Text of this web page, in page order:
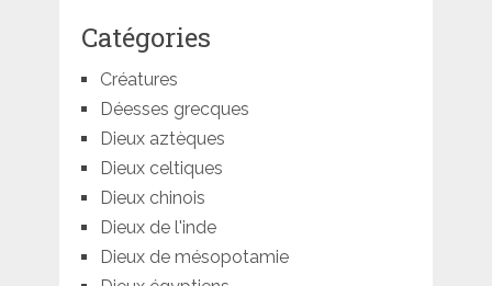
Catégories
Créatures
Déesses grecques
Dieux aztèques
Dieux celtiques
Dieux chinois
Dieux de l'inde
Dieux de mésopotamie